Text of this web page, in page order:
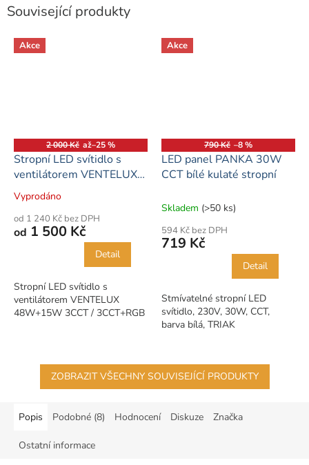
Související produkty
Akce
2 000 Kč až–25 %
Stropní LED svítidlo s
ventilátorem VENTELUX
48W+15W 3CCT
Průměrné
produktu
je
hvězdiček.
Vyprodáno
od 1 240 Kč bez DPH
od 1 500 Kč
Detail
Stropní LED svítidlo s
ventilátorem VENTELUX
48W+15W 3CCT / 3CCT+RGB
Akce
790 Kč –8 %
LED panel PANKA 30W
CCT bílé kulaté stropní
Skladem (>50 ks)
594 Kč bez DPH
719 Kč
Detail
Stmívatelné stropní LED
svítidlo, 230V, 30W, CCT,
barva bílá, TRIAK
ZOBRAZIT VŠECHNY SOUVISEJÍCÍ PRODUKTY
Popis Podobné (8) Hodnocení Diskuze Značka
Ostatní informace